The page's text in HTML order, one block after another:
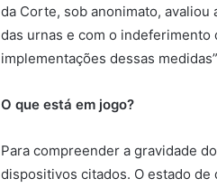
da Corte, sob anonimato, avaliou
das urnas e com o indeferimento
implementações dessas
O que está em jogo?
Para compreender a gravidade
dispositivos citados. O estado